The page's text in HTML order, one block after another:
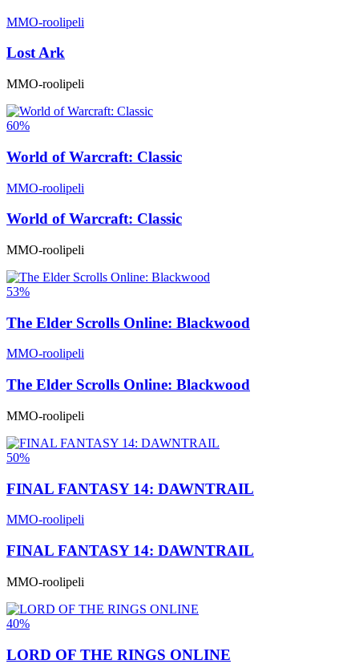
MMO-roolipeli
Lost Ark
MMO-roolipeli
60%
World of Warcraft: Classic
MMO-roolipeli
World of Warcraft: Classic
MMO-roolipeli
53%
The Elder Scrolls Online: Blackwood
MMO-roolipeli
The Elder Scrolls Online: Blackwood
MMO-roolipeli
50%
FINAL FANTASY 14: DAWNTRAIL
MMO-roolipeli
FINAL FANTASY 14: DAWNTRAIL
MMO-roolipeli
40%
LORD OF THE RINGS ONLINE